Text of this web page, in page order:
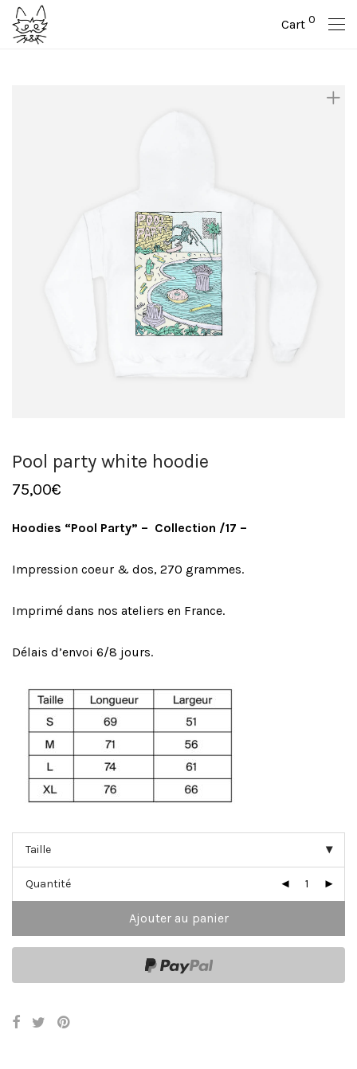
Cart 0
Pool party white hoodie
75,00€
Hoodies “Pool Party” – Collection /17 –
Impression coeur & dos, 270 grammes.
Imprimé dans nos ateliers en France.
Délais d’envoi 6/8 jours.
Quantité
Ajouter au panier